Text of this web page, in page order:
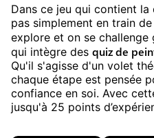
Dans ce jeu qui contient la
pas simplement en train
explore et on se challenge
qui intègre des quizde
Qu'il s'agisse d'un volet
chaque étape est pensée
confiance en soi. Avec
jusqu'à 25 points